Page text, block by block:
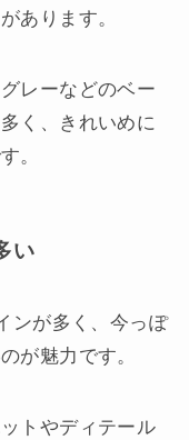
あります。
レーなどのベー
く、きれいめに
。
い
ンが多く、今っぽ
が魅力です。
トやディテール